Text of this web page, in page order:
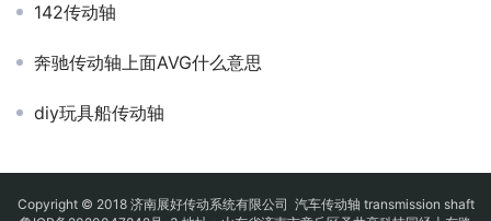
142传动轴
奔驰传动轴上面AVG什么意思
diy玩具船传动轴
Copyright © 2018 济南展好传动系统有限公司 汽车传动轴 transmission shaft